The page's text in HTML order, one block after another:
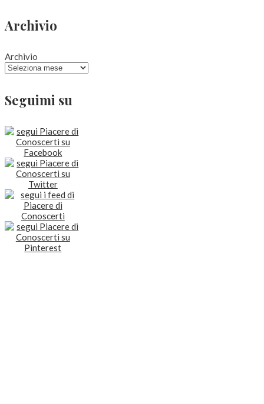
Archivio
Archivio
Seguimi su